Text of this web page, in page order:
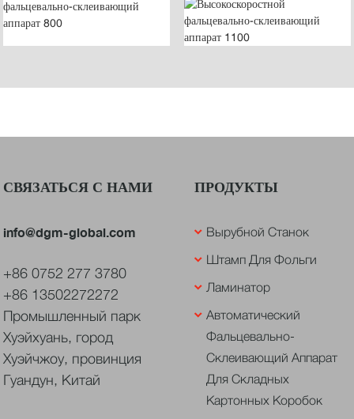
СВЯЗАТЬСЯ С НАМИ
info@dgm-global.com
+86 0752 277 3780
+86 13502272272
Промышленный парк
Хуэйхуань, город
Хуэйчжоу, провинция
Гуандун, Китай
ПРОДУКТЫ
Вырубной Станок
Штамп Для Фольги
Ламинатор
Автоматический
Фальцевально-
Склеивающий Аппарат
Для Складных
Картонных Коробок